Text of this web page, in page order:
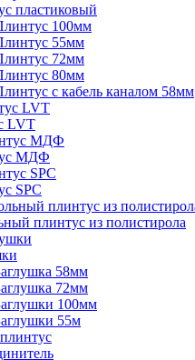
пластиковый
100мм
55мм
72мм
80мм
с кабель каналом 58мм
LVT
МДФ
SPC
плинтус из полистирола
58мм
72мм
100мм
55м